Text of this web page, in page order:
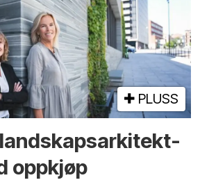
PLUSS
oppkjøp